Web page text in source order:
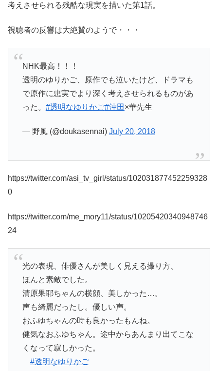
考えさせられる残酷な現実を描いた第1話。
視聴者の反響は大絶賛のようで・・・
NHK最高！！！
透明のゆりかご、原作でも泣いたけど、ドラマも
で原作に忠実でより深く考えさせられるものがあ
った。 #透明なゆりかご#沖田 ×華先生
— 野風 (@doukasennai) July 20, 2018
https://twitter.com/asi_tv_girl/status/102031877452259328
0
https://twitter.com/me_mory11/status/10205420340948746
24
光の表現、俳優さんが美しく見える撮り方、
ほんと素敵でした。
清原果耶ちゃんの横顔、美しかった…。
声も綺麗だったし。優しい声。
おふゆちゃんの時も良かったもんね。
健気なおふゆちゃん。途中からあんまり出てこな
くなって寂しかった。
#透明なゆりかご